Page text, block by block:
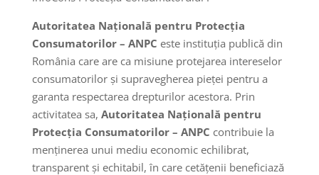
Autoritatea Națională pentru Protecția
Consumatorilor – ANPC este instituția publică din
România care are ca misiune protejarea intereselor
consumatorilor și supravegherea pieței pentru a
garanta respectarea drepturilor acestora. Prin
activitatea sa, Autoritatea Națională pentru
Protecția Consumatorilor – ANPC contribuie la
menținerea unui mediu economic echilibrat,
transparent și echitabil, în care cetățenii beneficiază